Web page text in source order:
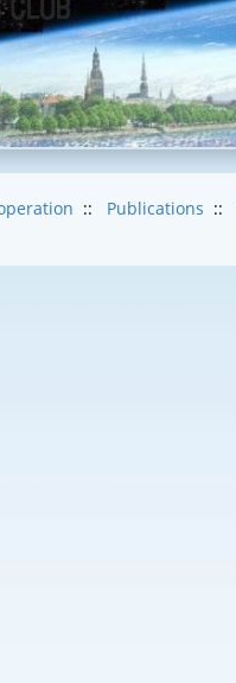
:: Publications ::